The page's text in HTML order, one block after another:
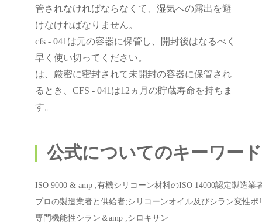
管されなければならなくて、湿気への露出を避
けなければなりません。
cfs - 041は元の容器に保管し、開封後はなるべく
早く使い切ってください。
は、厳密に密封されて未開封の容器に保管され
るとき、CFS - 041は12ヵ月の貯蔵寿命を持ちま
す。
公式についてのキーワー
ISO 9000 & amp ;有機シリコーン材料のISO 14000認定製造業
プロの製造業者と供給者;シリコーンオイル及びシラン変性ポ
専門機能性シラン＆amp ;シロキサン